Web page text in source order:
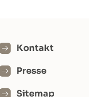
Kontakt
Presse
Sitemap